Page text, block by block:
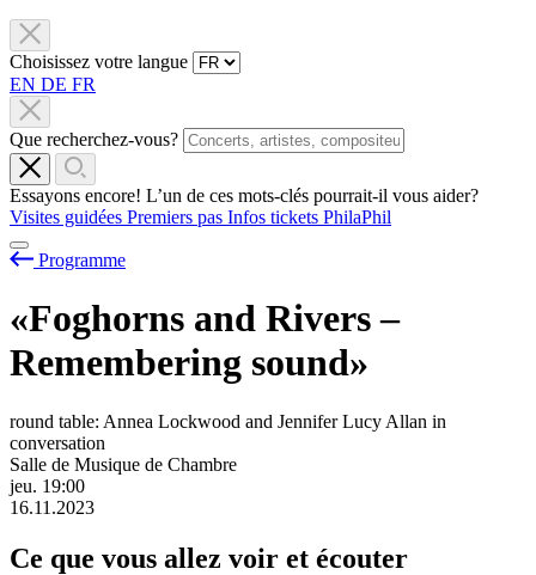
Choisissez votre langue
EN DE FR
Que recherchez-vous?
Essayons encore! L’un de ces mots-clés pourrait-il vous aider?
Visites guidées Premiers pas Infos tickets PhilaPhil
Programme
«Foghorns and Rivers –
Remembering sound»
round table: Annea Lockwood and Jennifer Lucy Allan in
conversation
Salle de Musique de Chambre
jeu. 19:00
16.11.2023
Ce que vous allez voir et écouter